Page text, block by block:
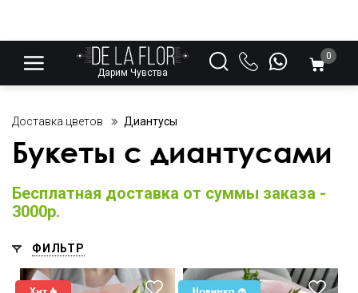
Дарим Чувства
0
Доставка цветов Диантусы
Букеты с диантусами
Бесплатная доставка от суммы заказа -
3000р.
ФИЛЬТР